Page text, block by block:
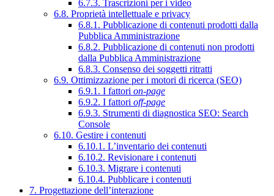
6.7.3. Trascrizioni per i video
6.8. Proprietà intellettuale e privacy
6.8.1. Pubblicazione di contenuti prodotti dalla
Pubblica Amministrazione
6.8.2. Pubblicazione di contenuti non prodotti
dalla Pubblica Amministrazione
6.8.3. Consenso dei soggetti ritratti
6.9. Ottimizzazione per i motori di ricerca (SEO)
6.9.1. I fattori on-page
6.9.2. I fattori off-page
6.9.3. Strumenti di diagnostica SEO: Search
Console
6.10. Gestire i contenuti
6.10.1. L’inventario dei contenuti
6.10.2. Revisionare i contenuti
6.10.3. Migrare i contenuti
6.10.4. Pubblicare i contenuti
7. Progettazione dell’interazione